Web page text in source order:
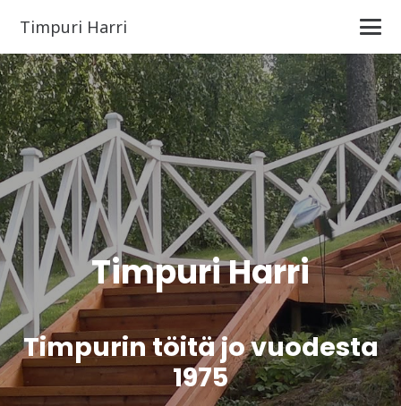
Timpuri Harri
Timpuri Harri
Timpurin töitä jo vuodesta
1975